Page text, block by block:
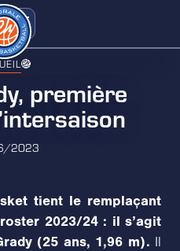
première
2023
tient le remplaçant
2023/24 : il s’agit
(25 ans, 1,96 m). Il